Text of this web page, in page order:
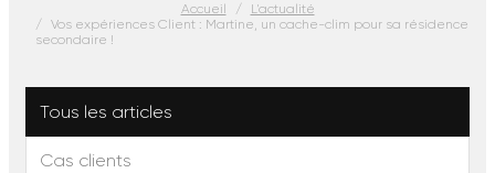
Accueil
L'actualité
Vos expériences Client : Martine, un cache-clim pour sa résidence
secondaire !
Tous les articles
Cas clients